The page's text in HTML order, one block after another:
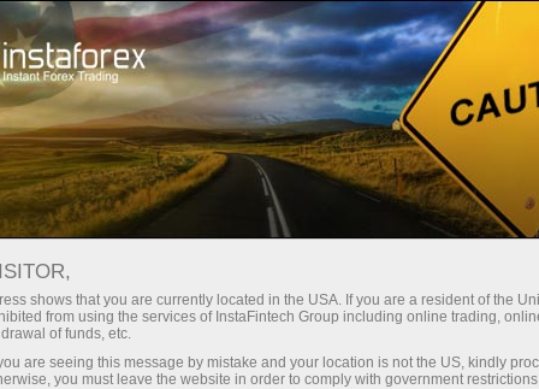
Kompaniya yangiliklari
INSTAFOREX – ЛАУРЕАТ
ПРЕМИИ “ФОРЕКС-БРОКЕР
ГОДА”!
shows that you are currently located in the USA. If you are a resident of the
from using the services of InstaFintech Group including online trading,
of funds, etc.
are seeing this message by mistake and your location is not the US, kindly
you must leave the website in order to comply with government